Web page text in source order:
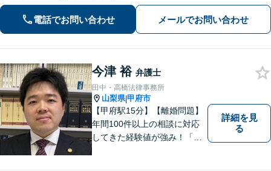
電話でお問い合わせ メールでお問い合わせ
今津 裕 弁護士
田中・高橋法律事務所
山梨県|甲府市
【甲府駅15分】【離婚問題】
年間100件以上の相談に対応
してきた経験値が強み！「離
詳細を見
る